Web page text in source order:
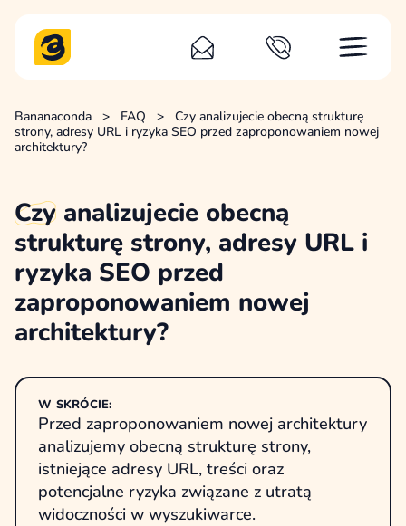
Bananaconda > FAQ >
Czy analizujecie obecną strukturę
strony, adresy URL i ryzyka SEO przed zaproponowaniem nowej
architektury?
Czy analizujecie obecną
strukturę strony, adresy URL i
ryzyka SEO przed
zaproponowaniem nowej
architektury?
W SKRÓCIE:
Przed zaproponowaniem nowej architektury
analizujemy obecną strukturę strony,
istniejące adresy URL, treści oraz
potencjalne ryzyka związane z utratą
widoczności w wyszukiwarce.